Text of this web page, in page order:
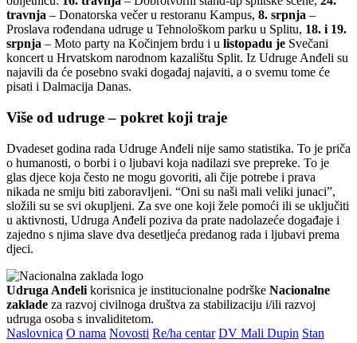
travnja – Donatorska večer u restoranu Kampus, 8. srpnja –
Proslava rođendana udruge u Tehnološkom parku u Splitu, 18. i 19.
srpnja – Moto party na Kočinjem brdu i u listopadu je Svečani
koncert u Hrvatskom narodnom kazalištu Split. Iz Udruge Anđeli su
najavili da će posebno svaki događaj najaviti, a o svemu tome će
pisati i Dalmacija Danas.
Više od udruge – pokret koji traje
Dvadeset godina rada Udruge Anđeli nije samo statistika. To je priča
o humanosti, o borbi i o ljubavi koja nadilazi sve prepreke. To je
glas djece koja često ne mogu govoriti, ali čije potrebe i prava
nikada ne smiju biti zaboravljeni. “Oni su naši mali veliki junaci”,
složili su se svi okupljeni. Za sve one koji žele pomoći ili se uključiti
u aktivnosti, Udruga Anđeli poziva da prate nadolazeće događaje i
zajedno s njima slave dva desetljeća predanog rada i ljubavi prema
djeci.
Udruga Anđeli korisnica je institucionalne podrške Nacionalne
zaklade za razvoj civilnoga društva za stabilizaciju i/ili razvoj
udruga osoba s invaliditetom.
Naslovnica O nama Novosti Re/ha centar DV Mali Dupin Stan